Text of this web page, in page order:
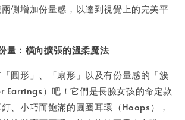
側增加份量感，以達到視覺上的完美平
量：橫向擴張的溫柔魔法
圓形」、「扇形」以及有份量感的「簇
Earrings）吧！它們是長臉女孩的命定款
、小巧而飽滿的圓圈耳環（Hoops），